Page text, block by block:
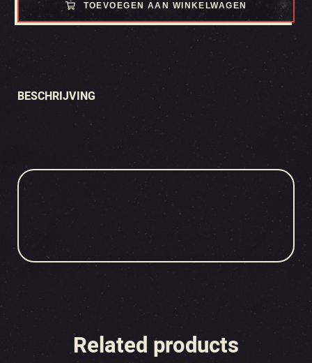
TOEVOEGEN AAN WINKELWAGEN
BESCHRIJVING
Related products